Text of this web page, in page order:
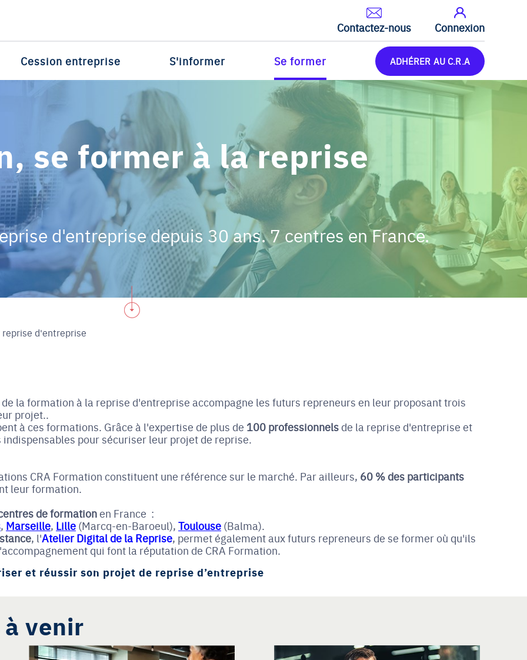
Contactez-nous Connexion
Cession entreprise S'informer Se former ADHÉRER AU C.R.A
se former à la reprise
d'entreprise depuis 30 ans. 7 centres en France.
reprise d'entreprise
la formation à la reprise d'entreprise accompagne les futurs repreneurs en leur proposant trois
projet..
à ces formations. Grâce à l'expertise de plus de 100 professionnels de la reprise d'entreprise et
pour sécuriser leur projet de reprise.
CRA Formation constituent une référence sur le marché. Par ailleurs, 60 % des participants
leur formation.
de formationen France :
, Marseille, Lille (Marcq-en-Baroeul), Toulouse (Balma).
, l'Atelier Digital de la Reprise, permet également aux futurs repreneurs de se former où qu'ils
qui font la réputation de CRA Formation.
et réussir son projet de reprise d’entreprise
venir